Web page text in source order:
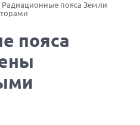
Радиационные пояса Земли
пояса